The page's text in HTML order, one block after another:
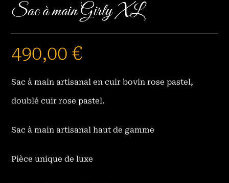
Sac à main Girly XL
490,00€
Sac à main artisanal en cuir bovin rose pastel,
doublé cuir rose pastel.
Sac à main artisanal haut de gamme
Pièce unique de luxe